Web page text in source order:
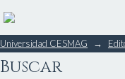
Buscar
Universidad CESMAG →
Buscar